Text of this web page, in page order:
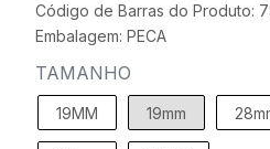
Código de Barras do Produto:
Embalagem: PECA
TAMANHO
19MM 19mm